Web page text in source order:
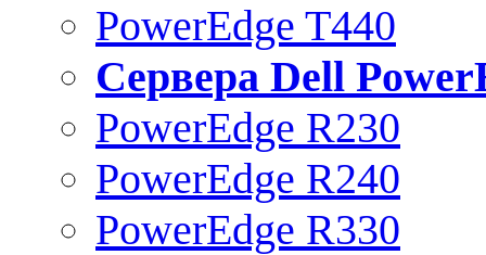
PowerEdge T440
Сервера Dell
PowerEdge R230
PowerEdge R240
PowerEdge R330